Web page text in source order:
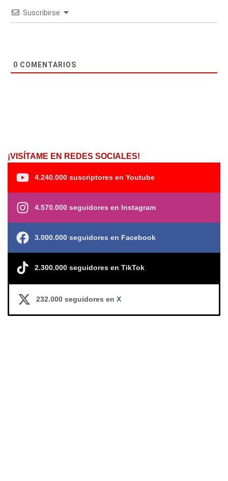
Suscribirse
0 COMENTARIOS
¡VISÍTAME EN REDES SOCIALES!
4.240.000 suscriptores en Youtube
4.570.000 seguidores en Instagram
3.000.000 seguidores en Facebook
2.300.000 seguidores en TikTok
232.000 seguidores en X